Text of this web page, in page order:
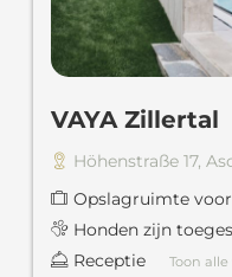
VAYA Zillertal
Höhenstraße 17,
Opslagruimte
Honden zijn
Receptie
Toon